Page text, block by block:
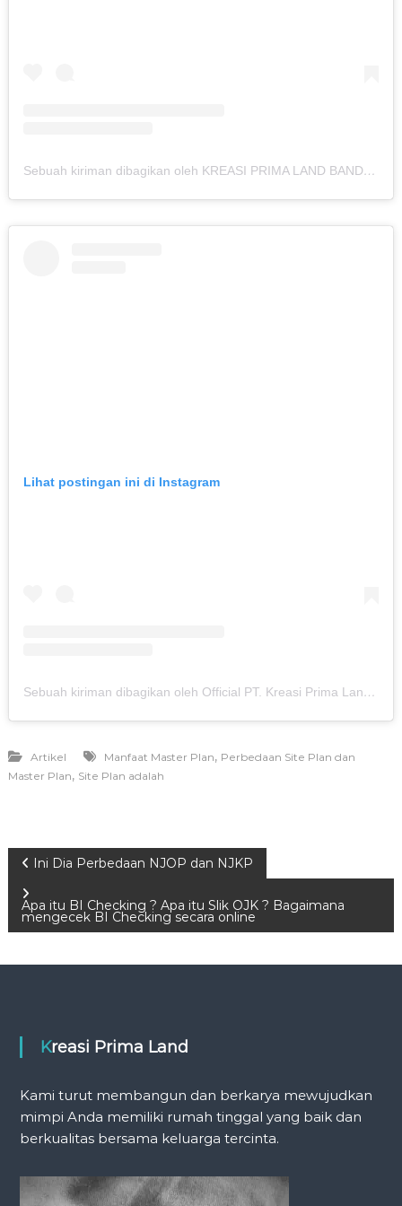
Sebuah kiriman dibagikan oleh KREASI PRIMA LAND BANDUNG (@kreasiland.bandung)
Lihat postingan ini di Instagram
Sebuah kiriman dibagikan oleh Official PT. Kreasi Prima Land (@kreasiland.bogor)
Artikel Manfaat Master Plan, Perbedaan Site Plan dan
Master Plan, Site Plan adalah
P
o
n
a
v
g
Ini Dia Perbedaan NJOP dan NJKP
Apa itu BI Checking ? Apa itu Slik OJK ? Bagaimana
mengecek BI Checking secara online
Kreasi Prima Land
Kami turut membangun dan berkarya mewujudkan
mimpi Anda memiliki rumah tinggal yang baik dan
berkualitas bersama keluarga tercinta.